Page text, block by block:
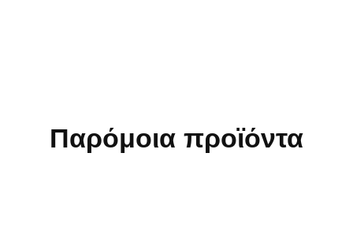
Παρόμοια προϊόντα